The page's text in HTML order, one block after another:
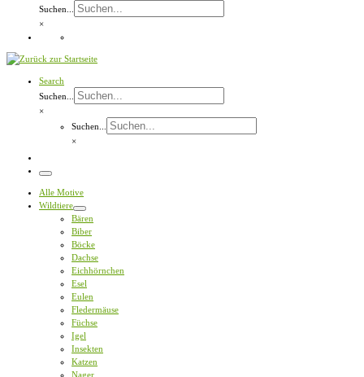
Suchen...
×
Search
Suchen...
×
Suchen...
×
Menü
Alle Motive
Wildtiere
Bären
Biber
Böcke
Dachse
Eichhörnchen
Esel
Eulen
Fledermäuse
Füchse
Igel
Insekten
Katzen
Nager